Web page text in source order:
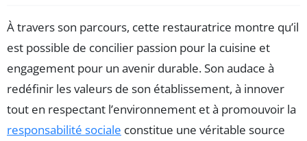
À travers son parcours, cette restauratrice montre qu’il
est possible de concilier passion pour la cuisine et
engagement pour un avenir durable. Son audace à
redéfinir les valeurs de son établissement, à innover
tout en respectant l’environnement et à promouvoir la
responsabilité sociale constitue une véritable source